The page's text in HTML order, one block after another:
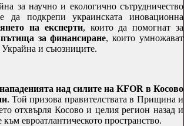
за научно и екологично сътрудничество
подкрепи украинската иновационна
на експерти, които да помогнат за
за финансиране, които умножават
Украйна и съюзниците.
нападенията над силите на KFOR в Косово
. Тойпризова правителствата в Прищина и
отхвърля Косово и целия регион назад и
евроатлантическото пространство.